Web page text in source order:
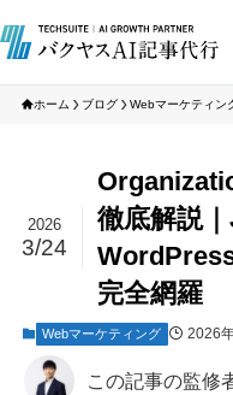
ホーム ブログ Webマーケティン
徹底解説
完全網羅
2026
3/24
Webマーケティング 2026
この記事の監修